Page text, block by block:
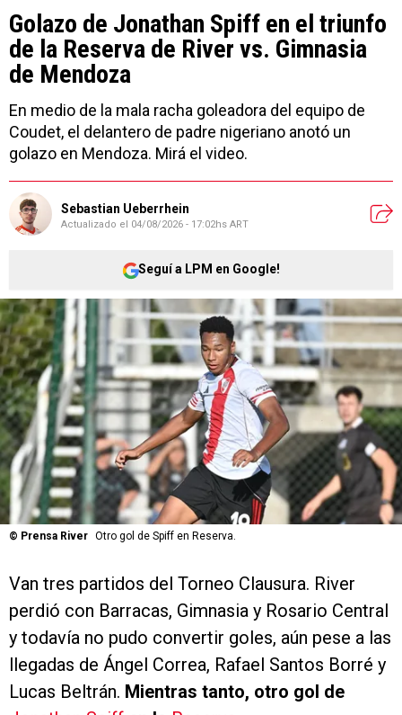
Golazo de Jonathan Spiff en el triunfo
de la Reserva de River vs. Gimnasia
de Mendoza
En medio de la mala racha goleadora del equipo de
Coudet, el delantero de padre nigeriano anotó un
golazo en Mendoza. Mirá el video.
Sebastian Ueberrhein
Actualizado el 04/08/2026 - 17:02hs ART
Seguí a LPM en Google!
© Prensa River Otro gol de Spiff en Reserva.
Van tres partidos del Torneo Clausura. River
perdió con Barracas, Gimnasia y Rosario Central
y todavía no pudo convertir goles, aún pese a las
llegadas de Ángel Correa, Rafael Santos Borré y
Lucas Beltrán. Mientras tanto, otro gol de